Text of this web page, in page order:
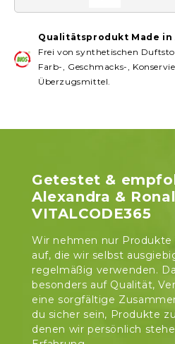
Qualitätsprodukt Made in
Frei von synthetischen
Farb-, Geschmacks-,
Überzugsmittel.
Getestet &
Alexandra &
VITALCODE365
Wir nehmen nur
auf, die wir selbst
regelmäßig verwenden.
besonders auf Qualität,
eine sorgfältige
du sicher sein, Produkte
denen wir persönlich